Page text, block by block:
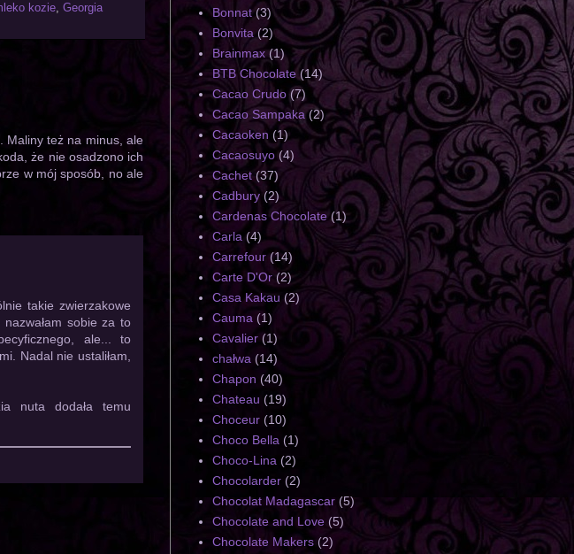
kozie, Georgia
Maliny też na minus, ale
że nie osadzono ich
w mój sposób, no ale
takie zwierzakowe
sobie za to
ale... to
Nadal nie ustaliłam,
nuta dodała temu
Bonnat (3)
Bonvita (2)
Brainmax (1)
BTB Chocolate (14)
Cacao Crudo (7)
Cacao Sampaka (2)
Cacaoken (1)
Cacaosuyo (4)
Cachet (37)
Cadbury (2)
Cardenas Chocolate (1)
Carla (4)
Carrefour (14)
Carte D'Or (2)
Casa Kakau (2)
Cauma (1)
Cavalier (1)
chałwa (14)
Chapon (40)
Chateau (19)
Choceur (10)
Choco Bella (1)
Choco-Lina (2)
Chocolarder (2)
Chocolat Madagascar (5)
Chocolate and Love (5)
Chocolate Makers (2)